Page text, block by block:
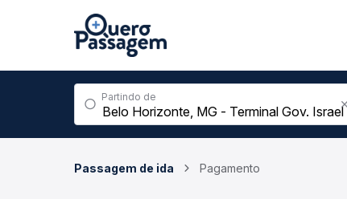
Partindo de
Passagem de ida Pagamento